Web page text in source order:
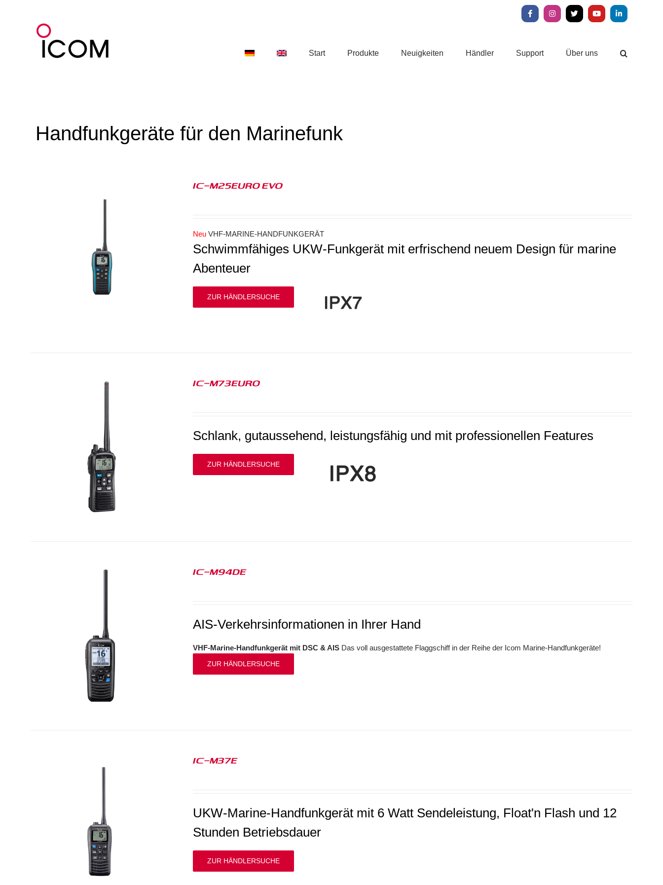
FacebookInstagram
X YouTubeLinkedIn
Start Produkte Neuigkeiten Händler Support Über uns
Handfunkgeräte für den Marinefunk
IC-M25EURO EVO
Neu VHF-MARINE-HANDFUNKGERÄT
Schwimmfähiges UKW-Funkgerät mit erfrischend neuem Design für marine
Abenteuer
ZUR HÄNDLERSUCHE
IC-M73EURO
Schlank, gutaussehend, leistungsfähig und mit professionellen Features
ZUR HÄNDLERSUCHE
IC-M94DE
AIS-Verkehrsinformationen in Ihrer Hand
VHF-Marine-Handfunkgerät mit DSC & AIS Das voll ausgestattete Flaggschiff in der Reihe der Icom Marine-Handfunkgeräte!
ZUR HÄNDLERSUCHE
IC-M37E
UKW-Marine-Handfunkgerät mit 6 Watt Sendeleistung, Float'n Flash und 12
Stunden Betriebsdauer
ZUR HÄNDLERSUCHE